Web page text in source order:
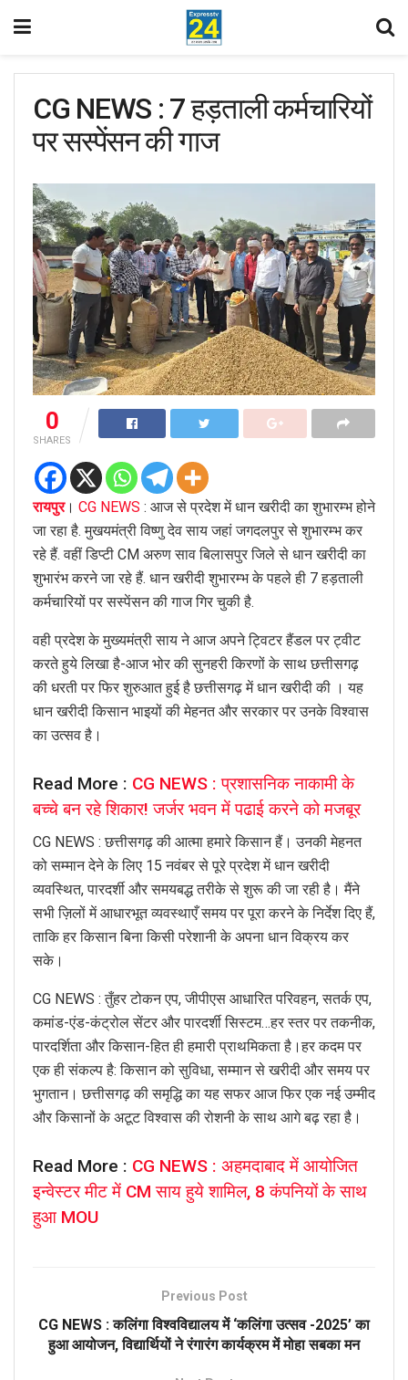
CG NEWS : 7 हड़ताली कर्मचारियों
पर सस्पेंसन की गाज
0
SHARES
रायपुर। CG NEWS : आज से प्रदेश में धान खरीदी का शुभारम्भ होने
जा रहा है. मुखयमंत्री विष्णु देव साय जहां जगदलपुर से शुभारम्भ कर
रहे हैं. वहीं डिप्टी CM अरुण साव बिलासपुर जिले से धान खरीदी का
शुभारंभ करने जा रहे हैं. धान खरीदी शुभारम्भ के पहले ही 7 हड़ताली
कर्मचारियों पर सस्पेंसन की गाज गिर चुकी है.
वही प्रदेश के मुख्यमंत्री साय ने आज अपने ट्विटर हैंडल पर ट्वीट
करते हुये लिखा है-आज भोर की सुनहरी किरणों के साथ छत्तीसगढ़
की धरती पर फिर शुरुआत हुई है छत्तीसगढ़ में धान खरीदी की । यह
धान खरीदी किसान भाइयों की मेहनत और सरकार पर उनके विश्वास
का उत्सव है।
Read More : CG NEWS : प्रशासनिक नाकामी के
बच्चे बन रहे शिकार! जर्जर भवन में पढाई करने को मजबूर
CG NEWS : छत्तीसगढ़ की आत्मा हमारे किसान हैं। उनकी मेहनत
को सम्मान देने के लिए 15 नवंबर से पूरे प्रदेश में धान खरीदी
व्यवस्थित, पारदर्शी और समयबद्ध तरीके से शुरू की जा रही है। मैंने
सभी ज़िलों में आधारभूत व्यवस्थाएँ समय पर पूरा करने के निर्देश दिए हैं,
ताकि हर किसान बिना किसी परेशानी के अपना धान विक्रय कर
सके।
CG NEWS : तुँहर टोकन एप, जीपीएस आधारित परिवहन, सतर्क एप,
कमांड-एंड-कंट्रोल सेंटर और पारदर्शी सिस्टम…हर स्तर पर तकनीक,
पारदर्शिता और किसान-हित ही हमारी प्राथमिकता है।हर कदम पर
एक ही संकल्प है: किसान को सुविधा, सम्मान से खरीदी और समय पर
भुगतान। छत्तीसगढ़ की समृद्धि का यह सफर आज फिर एक नई उम्मीद
और किसानों के अटूट विश्वास की रोशनी के साथ आगे बढ़ रहा है।
Read More : CG NEWS : अहमदाबाद में आयोजित
इन्वेस्टर मीट में CM साय हुये शामिल, 8 कंपनियों के साथ
हुआ MOU
Previous Post
CG NEWS : कलिंगा विश्ववि‌द्यालय में ‘कलिंगा उत्सव -2025’ का
हुआ आयोजन, विद्यार्थियों ने रंगारंग कार्यक्रम में मोहा सबका मन